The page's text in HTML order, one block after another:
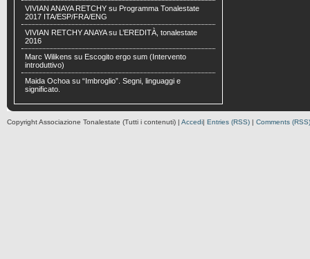
VIVIAN ANAYA RETCHY su Programma Tonalestate
2017 ITA/ESP/FRA/ENG
VIVIAN RETCHY ANAYAsu
L’EREDITÀ, tonalestate
2016
Marc Wilikens su Escogito ergo sum (Intervento
introduttivo)
Maida Ochoa su “Imbroglio”. Segni, linguaggi e
significato.
Copyright Associazione Tonalestate (Tutti i contenuti) | Accedi| Entries (RSS) | Comments (RSS)